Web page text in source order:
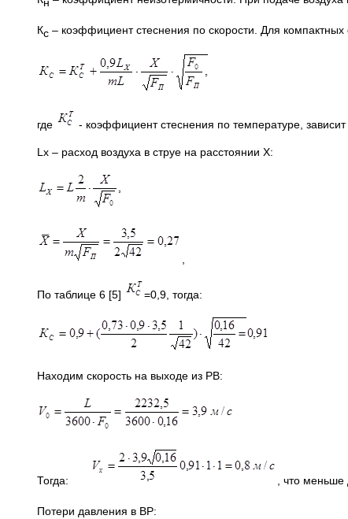
Кс – коэффициент стеснения по скорости. Для компактных
где - коэффициент стеснения по температуре, зависит
Lх – расход воздуха в струе на расстоянии Х:
,
По таблице 6 [5] =0,9, тогда:
Находим скорость на выходе из РВ:
Тогда: , что меньше
Потери давления в ВР: